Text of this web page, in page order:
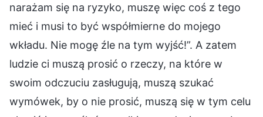
narażam się na ryzyko, muszę więc coś z tego
mieć i musi to być współmierne do mojego
wkładu. Nie mogę źle na tym wyjść!”. A zatem
ludzie ci muszą prosić o rzeczy, na które w
swoim odczuciu zasługują, muszą szukać
wymówek, by o nie prosić, muszą się w tym celu